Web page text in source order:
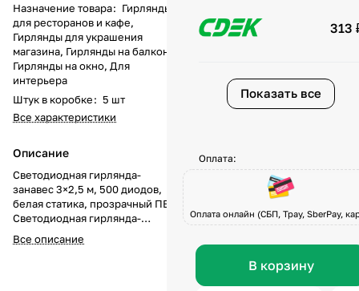
Назначение товара: Гирлянды
для ресторанов и кафе,
Гирлянды для украшения
магазина, Гирлянды на балкон,
Гирлянды на окно, Для
интерьера
Штук в коробке: 5 шт
Все характеристики
Описание
Светодиодная гирлянда-
занавес 3×2,5 м, 500 диодов,
белая статика, прозрачный ПВХ
Светодиодная гирлянда-
занавес — профессиональное
решение для создания яркого и
Все описание
313
Показать все
Оплата:
Оплата онлайн (СБП, Tpay, SberPay,
В корзину